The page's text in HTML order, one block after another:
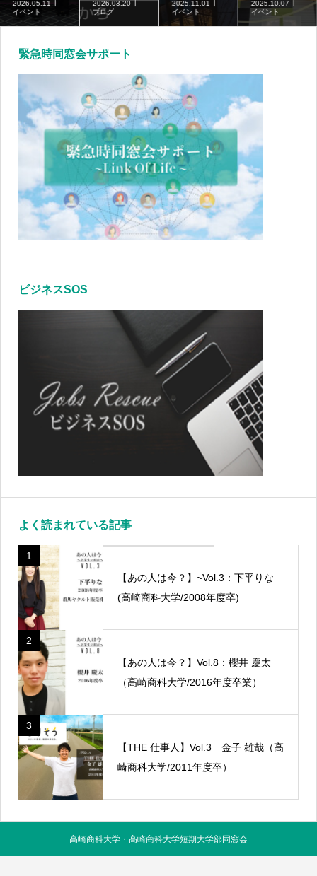
2026.05.11
イベント
2026.03.20
ブログ
2025.11.01
イベント
2025.10.07
イベント
緊急時同窓会サポート
ビジネスSOS
よく読まれている記事
1
【あの人は今？】~Vol.3：下平りな
(高崎商科大学/2008年度卒)
2
【あの人は今？】Vol.8：櫻井 慶太
（高崎商科大学/2016年度卒業）
3
【THE 仕事人】Vol.3 金子 雄哉（高
崎商科大学/2011年度卒）
高崎商科大学・高崎商科大学短期大学部同窓会